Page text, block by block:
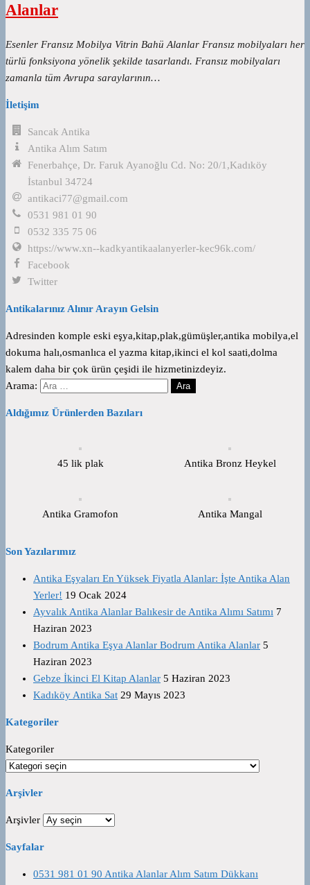
Alanlar
Esenler Fransız Mobilya Vitrin Bahü Alanlar Fransız mobilyaları her
türlü fonksiyona yönelik şekilde tasarlandı. Fransız mobilyaları
zamanla tüm Avrupa saraylarının…
İletişim
Sancak Antika
Antika Alım Satım
Fenerbahçe, Dr. Faruk Ayanoğlu Cd. No: 20/1,Kadıköy
İstanbul 34724
antikaci77@gmail.com
0531 981 01 90
0532 335 75 06
https://www.xn--kadkyantikaalanyerler-kec96k.com/
Facebook
Twitter
Antikalarınız Alınır Arayın Gelsin
Adresinden komple eski eşya,kitap,plak,gümüşler,antika mobilya,el
dokuma halı,osmanlıca el yazma kitap,ikinci el kol saati,dolma
kalem daha bir çok ürün çeşidi ile hizmetinizdeyiz.
Arama:
Aldığımız Ürünlerden Bazıları
45 lik plak Antika Bronz Heykel
Antika Gramofon Antika Mangal
Son Yazılarımız
Antika Eşyaları En Yüksek Fiyatla Alanlar: İşte Antika Alan
Yerler! 19 Ocak 2024
Ayvalık Antika Alanlar Balıkesir de Antika Alımı Satımı 7
Haziran 2023
Bodrum Antika Eşya Alanlar Bodrum Antika Alanlar 5
Haziran 2023
Gebze İkinci El Kitap Alanlar 5 Haziran 2023
Kadıköy Antika Sat 29 Mayıs 2023
Kategoriler
Kategoriler
Arşivler
Arşivler
Sayfalar
0531 981 01 90 Antika Alanlar Alım Satım Dükkanı